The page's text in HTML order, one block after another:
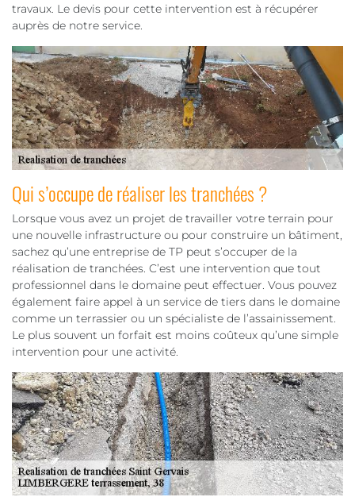
travaux. Le devis pour cette intervention est à récupérer
auprès de notre service.
Qui s’occupe de réaliser les tranchées ?
Lorsque vous avez un projet de travailler votre terrain pour
une nouvelle infrastructure ou pour construire un bâtiment,
sachez qu’une entreprise de TP peut s’occuper de la
réalisation de tranchées. C’est une intervention que tout
professionnel dans le domaine peut effectuer. Vous pouvez
également faire appel à un service de tiers dans le domaine
comme un terrassier ou un spécialiste de l’assainissement.
Le plus souvent un forfait est moins coûteux qu’une simple
intervention pour une activité.